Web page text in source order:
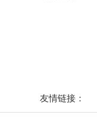
友情链接：